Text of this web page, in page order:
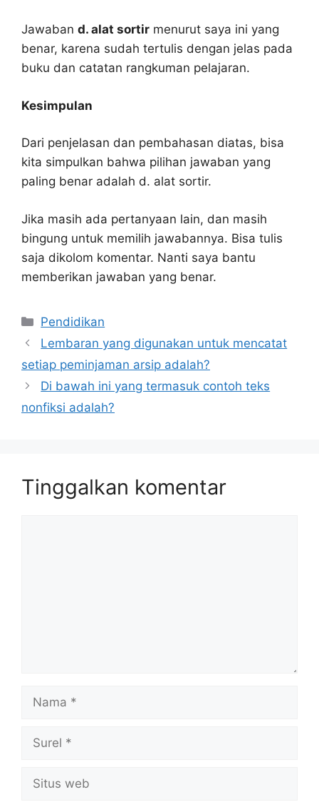
Jawaban d. alat sortir menurut saya ini yang
benar, karena sudah tertulis dengan jelas pada
buku dan catatan rangkuman pelajaran.
Kesimpulan
Dari penjelasan dan pembahasan diatas, bisa
kita simpulkan bahwa pilihan jawaban yang
paling benar adalah d. alat sortir.
Jika masih ada pertanyaan lain, dan masih
bingung untuk memilih jawabannya. Bisa tulis
saja dikolom komentar. Nanti saya bantu
memberikan jawaban yang benar.
Kategori
Pendidikan
Lembaran yang digunakan untuk mencatat
setiap peminjaman arsip adalah?
Di bawah ini yang termasuk contoh teks
nonfiksi adalah?
Tinggalkan komentar
web